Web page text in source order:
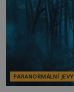
PARANORMÁLNÍ JEVY